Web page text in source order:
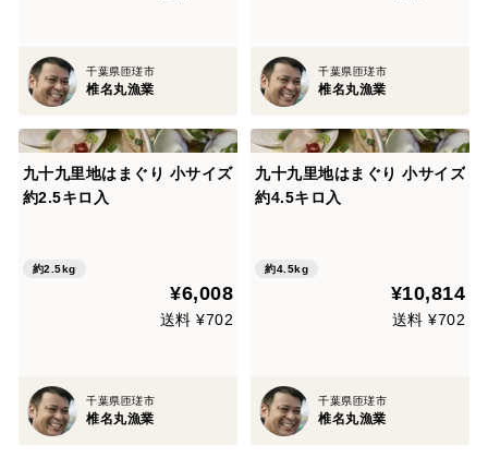
千葉県匝瑳市
椎名丸漁業
千葉県匝瑳市
椎名丸漁業
九十九里地はまぐり 小サイズ
約2.5キロ入
約2.5kg
¥6,008
送料 ¥702
千葉県匝瑳市
椎名丸漁業
九十九里地はまぐり 小サイズ
約4.5キロ入
約4.5kg
¥10,814
送料 ¥702
千葉県匝瑳市
椎名丸漁業